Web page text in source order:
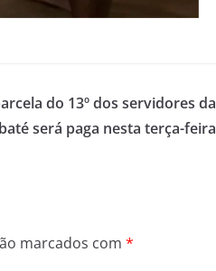
do 13º dos servidores da
será paga nesta terça-feira
marcados com *